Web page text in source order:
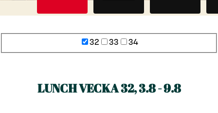
32 33 34
LUNCH VECKA 32, 3.8 - 9.8